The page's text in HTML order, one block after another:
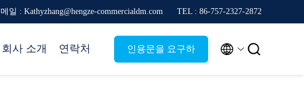
메일 : Kathyzhang@hengze-commercialdm.com TEL : 86-757-2327-2872
회사 소개 연락처 인용문을 요구하  